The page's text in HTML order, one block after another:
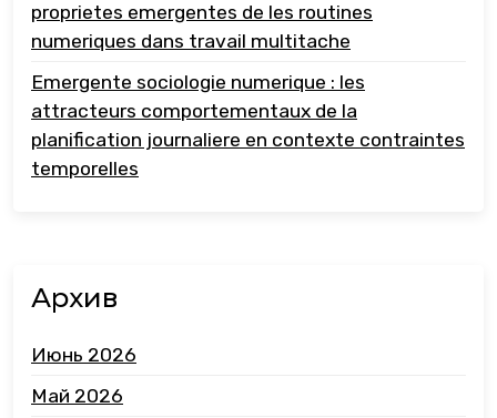
proprietes emergentes de les routines
numeriques dans travail multitache
Emergente sociologie numerique : les
attracteurs comportementaux de la
planification journaliere en contexte contraintes
temporelles
Архив
Июнь 2026
Май 2026